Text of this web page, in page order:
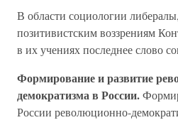
В области социологии
позитивистским воззрениям
в их учениях последнее слово
Формирование и развитие
демократизма в России.
России революционно-